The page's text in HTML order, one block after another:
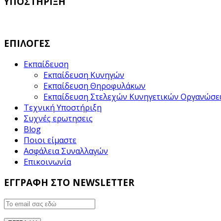
ΕΠΙΛΟΓΕΣ
Εκπαίδευση
Εκπαίδευση Κυνηγών
Εκπαίδευση Θηροφυλάκων
Εκπαίδευση Στελεχών Κυνηγετικών
Τεχνική Υποστήριξη
Συχνές ερωτησεις
Blog
Ποιοι είμαστε
Ασφάλεια Συναλλαγών
Επικοινωνία
ΕΓΓΡΑΦΗ ΣΤΟ NEWSLETTER